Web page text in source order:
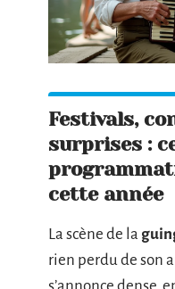
Festivals,
surprises :
cette année
La scène de la
rien perdu de son